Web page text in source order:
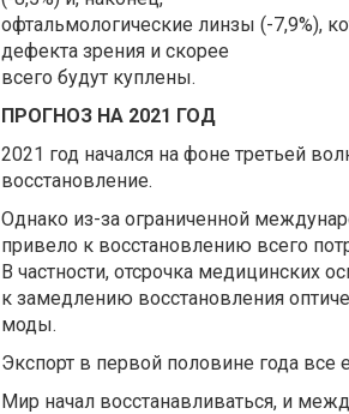
офтальмологические линзы (-7,9%),
дефекта зрения и скорее
всего будут куплены.
ПРОГНОЗ НА 2021 ГОД
2021 год начался на фоне третьей
восстановление.
Однако из-за ограниченной
привело к восстановлению всего
В частности, отсрочка медицинских
к замедлению восстановления
моды.
Экспорт в первой половине года
Мир начал восстанавливаться, и